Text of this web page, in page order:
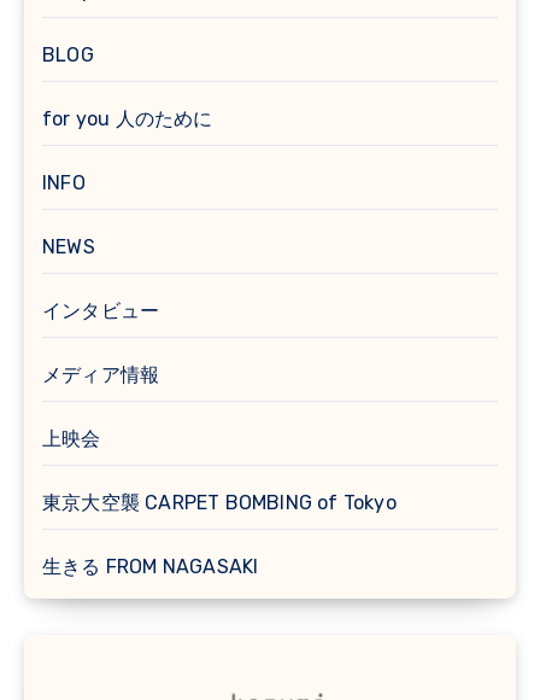
BLOG
for you 人のために
INFO
NEWS
インタビュー
メディア情報
上映会
東京大空襲 CARPET BOMBING of Tokyo
生きる FROM NAGASAKI